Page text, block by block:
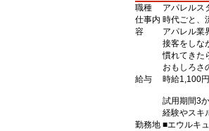
職種
アパレルス
仕事内
容
時代ごと、
アパレル業
接客をしな
慣れてきた
おもしろさ
給与
時給1,100
試用期間3
経験やスキ
勤務地 ■エウルキ